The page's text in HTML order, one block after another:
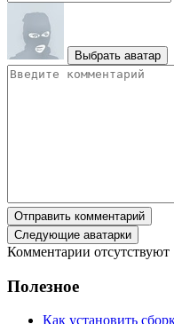
Выбрать аватар
Отправить комментарий
Следующие аватарки
Комментарии отсутствуют
Полезное
Как установить